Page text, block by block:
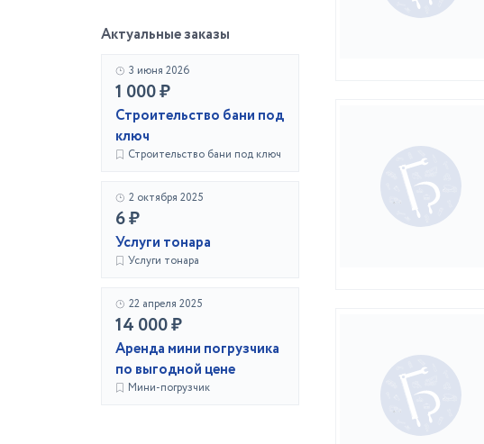
Актуальные заказы
3 июня 2026
1 000 ₽
Строительство бани под
ключ
Строительство бани под ключ
2 октября 2025
6 ₽
Услуги тонара
Услуги тонара
22 апреля 2025
14 000 ₽
Аренда мини погрузчика
по выгодной цене
Мини-погрузчик